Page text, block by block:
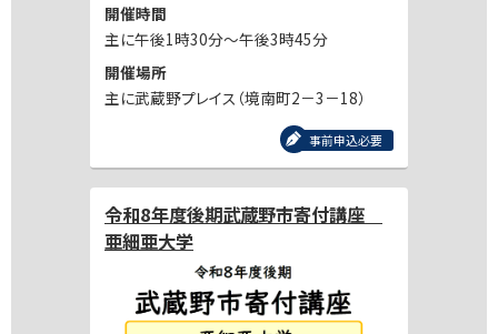
開催時間
主に午後1時30分～午後3時45分
開催場所
主に武蔵野プレイス（境南町2－3－18）
事前申込必要
令和8年度後期武蔵野市寄付講座
亜細亜大学